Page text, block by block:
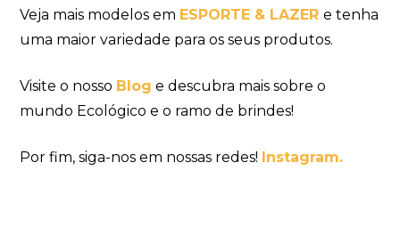
Veja mais modelos em ESPORTE & LAZER e tenha
uma maior variedade para os seus produtos.
Visite o nosso Blog e descubra mais sobre o
mundo Ecológico e o ramo de brindes!
Por fim, siga-nos em nossas redes! Instagram.